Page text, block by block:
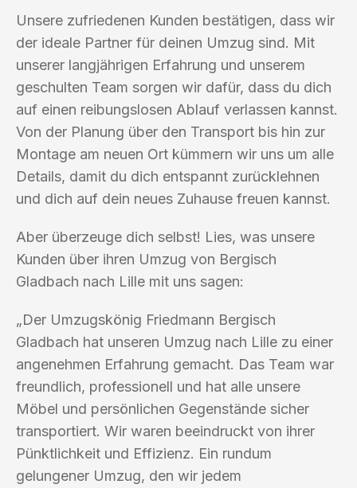
Unsere zufriedenen Kunden bestätigen, dass wir
der ideale Partner für deinen Umzug sind. Mit
unserer langjährigen Erfahrung und unserem
geschulten Team sorgen wir dafür, dass du dich
auf einen reibungslosen Ablauf verlassen kannst.
Von der Planung über den Transport bis hin zur
Montage am neuen Ort kümmern wir uns um alle
Details, damit du dich entspannt zurücklehnen
und dich auf dein neues Zuhause freuen kannst.
Aber überzeuge dich selbst! Lies, was unsere
Kunden über ihren Umzug von Bergisch
Gladbach nach Lille mit uns sagen:
„Der Umzugskönig Friedmann Bergisch
Gladbach hat unseren Umzug nach Lille zu einer
angenehmen Erfahrung gemacht. Das Team war
freundlich, professionell und hat alle unsere
Möbel und persönlichen Gegenstände sicher
transportiert. Wir waren beeindruckt von ihrer
Pünktlichkeit und Effizienz. Ein rundum
gelungener Umzug, den wir jedem